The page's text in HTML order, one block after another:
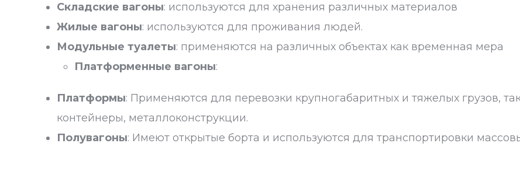
Складские вагоны: используются для хранения различных материалов
Жилые вагоны: используются для проживания людей.
Модульные туалеты: применяются на различных объектах как временная мера
Платформенные вагоны:
Платформы: Применяются для перевозки крупногабаритных и тяжелых грузов,
контейнеры, металлоконструкции.
Полувагоны: Имеют открытые борта и используются для транспортировки